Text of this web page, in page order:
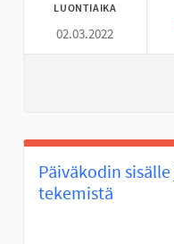
LUONTIAIKA
02.03.2022
Päiväkodin
tekemistä